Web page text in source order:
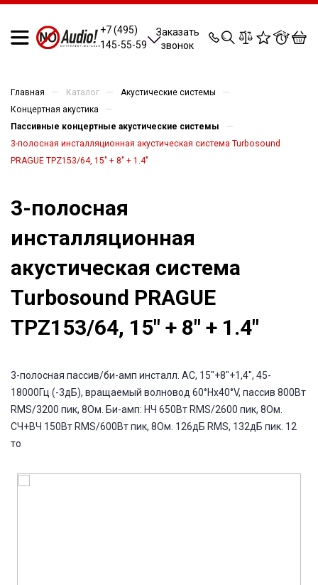
+7 (495)
145-55-59
Заказать
звонок
0 0 0 0
Главная — Каталог — Акустические системы —
Концертная акустика —
Пассивные концертные акустические системы —
3-полосная инсталляционная акустическая система Turbosound
PRAGUE TPZ153/64, 15" + 8" + 1.4"
3-полосная
инсталляционная
акустическая система
Turbosound PRAGUE
TPZ153/64, 15" + 8" + 1.4"
3-полосная пассив/би-амп инсталл. АС, 15"+8"+1,4", 45-
18000Гц (-3дБ), вращаемый волновод 60°Hx40°V, пассив 800Вт
RMS/3200 пик, 8Ом. Би-амп: НЧ 650Вт RMS/2600 пик, 8Ом.
СЧ+ВЧ 150Вт RMS/600Вт пик, 8Ом. 126дБ RMS, 132дБ пик. 12
то